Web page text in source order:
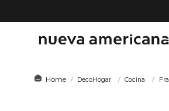
DecoHogar Cocina